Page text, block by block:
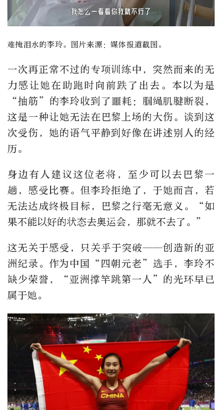
难掩泪水的李玲。图片来源：媒体报道截图。
一次再正常不过的专项训练中，突然而来的无
力感让她在助跑时向前跌了出去。本以为是
“抽筋”的李玲收到了噩耗：腘绳肌腱断裂，
这是一种让她无法在巴黎上场的大伤。谈到这
次受伤，她的语气平静到好像在讲述别人的经
历。
身边有人建议这位老将，至少可以去巴黎一
趟，感受比赛。但李玲拒绝了，于她而言，若
无法达成终极目标，巴黎之行毫无意义。“如
果不能以好的状态去奥运会，那就不去了。”
这无关于感受，只关乎于突破——创造新的亚
洲纪录。作为中国“四朝元老”选手，李玲不
缺少荣誉，“亚洲撑竿跳第一人”的光环早已
属于她。